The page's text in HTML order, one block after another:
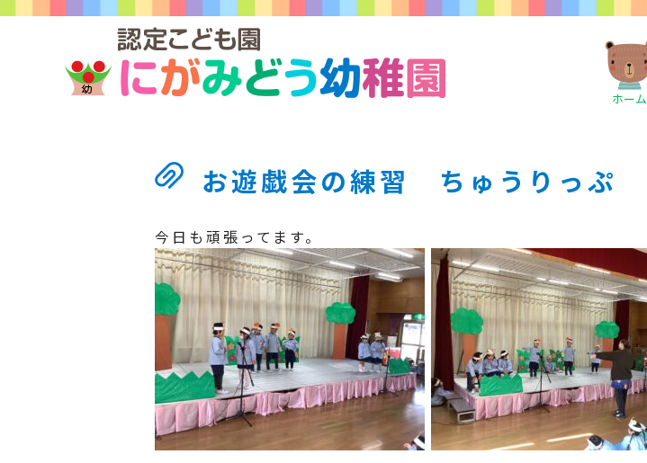
ホーム
お遊戯会の練習 ちゅうりっぷ
今日も頑張ってます。